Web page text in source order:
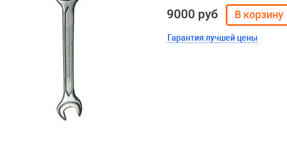
9000 руб
Гарантия лучшей цены